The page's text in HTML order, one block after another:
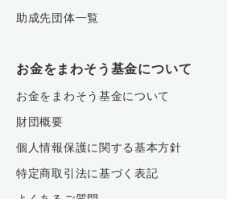
助成先団体一覧
お金をまわそう基金について
お金をまわそう基金について
財団概要
個人情報保護に関する基本方針
特定商取引法に基づく表記